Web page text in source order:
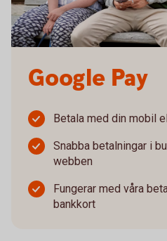
Google Pay
Betala med din mobil
Snabba betalningar i
webben
Fungerar med våra
bankkort